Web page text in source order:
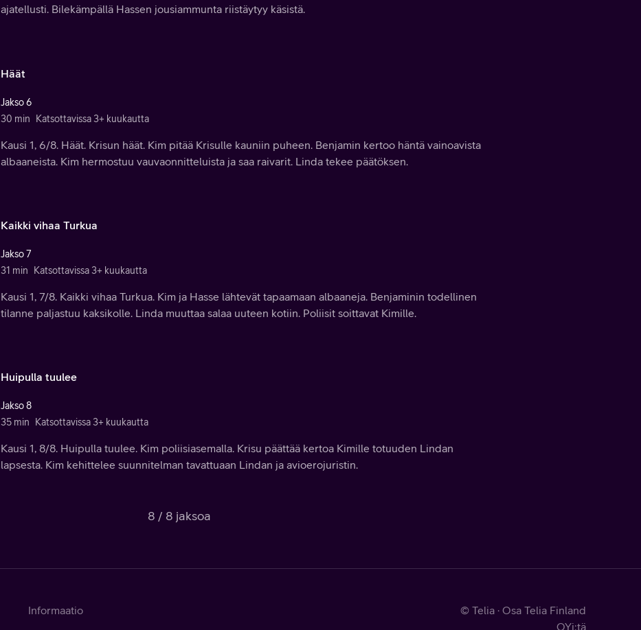
ajatellusti. Bilekämpällä Hassen jousiammunta riistäytyy käsistä.
Häät
Jakso 6
30 min
Katsottavissa 3+ kuukautta
Kausi 1, 6/8. Häät. Krisun häät. Kim pitää Krisulle kauniin puheen. Benjamin kertoo häntä vainoavista
albaaneista. Kim hermostuu vauvaonnitteluista ja saa raivarit. Linda tekee päätöksen.
Kaikki vihaa Turkua
Jakso 7
31 min
Katsottavissa 3+ kuukautta
Kausi 1, 7/8. Kaikki vihaa Turkua. Kim ja Hasse lähtevät tapaamaan albaaneja. Benjaminin todellinen
tilanne paljastuu kaksikolle. Linda muuttaa salaa uuteen kotiin. Poliisit soittavat Kimille.
Huipulla tuulee
Jakso 8
35 min
Katsottavissa 3+ kuukautta
Kausi 1, 8/8. Huipulla tuulee. Kim poliisiasemalla. Krisu päättää kertoa Kimille totuuden Lindan
lapsesta. Kim kehittelee suunnitelman tavattuaan Lindan ja avioerojuristin.
8 / 8 jaksoa
Informaatio
© Telia · Osa Telia Finland
OYj:tä